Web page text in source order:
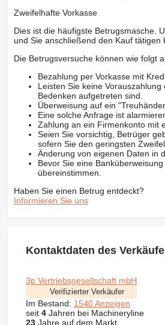
Zweifelhafte Vorkasse
Dies ist die häufigste Betrugsmasche.
und Sie anschließend den Kauf
Die Betrugsversuche können wie folgt
Bezahlung per Vorkasse mit
Leisten Sie keine
Bedenken aufgetreten sind.
Überweisung auf ein
Eine solche Anfrage ist
Zahlung an ein Firmenkonto mit
Seien Sie vorsichtig, Betrüger
sofern Sie den geringsten
Änderung von eigenen Daten in
Bevor Sie eine
übereinstimmen.
Haben Sie einen Betrug entdeckt?
Informieren Sie uns
Kontaktdaten des
3p Vertriebsgesellschaft mbH
Verifizierter Verkäufer
Im Bestand: 1540 Anzeigen
seit 4Jahren bei Machineryline
23Jahre auf dem Markt